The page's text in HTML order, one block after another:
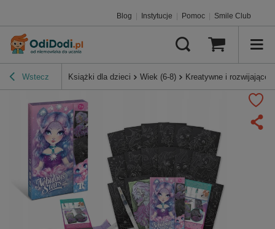
Blog Instytucje Pomoc Smile Club
Wstecz Książki dla dzieci Wiek (6-8) Kreatywne i rozwijające